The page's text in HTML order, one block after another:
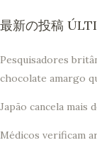
最新の投稿
Pesquisadores
chocolate amargo
Japão cancela mais
Médicos verificam